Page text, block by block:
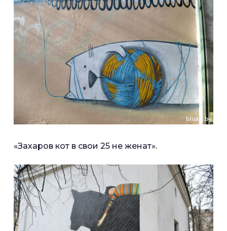
«Захаров кот в свои 25 не женат».